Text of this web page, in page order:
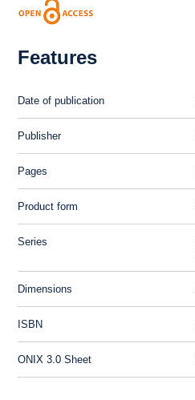
Features
Date of publication
Publisher
Pages
Product form
Series
Dimensions
ISBN
ONIX 3.0 Sheet